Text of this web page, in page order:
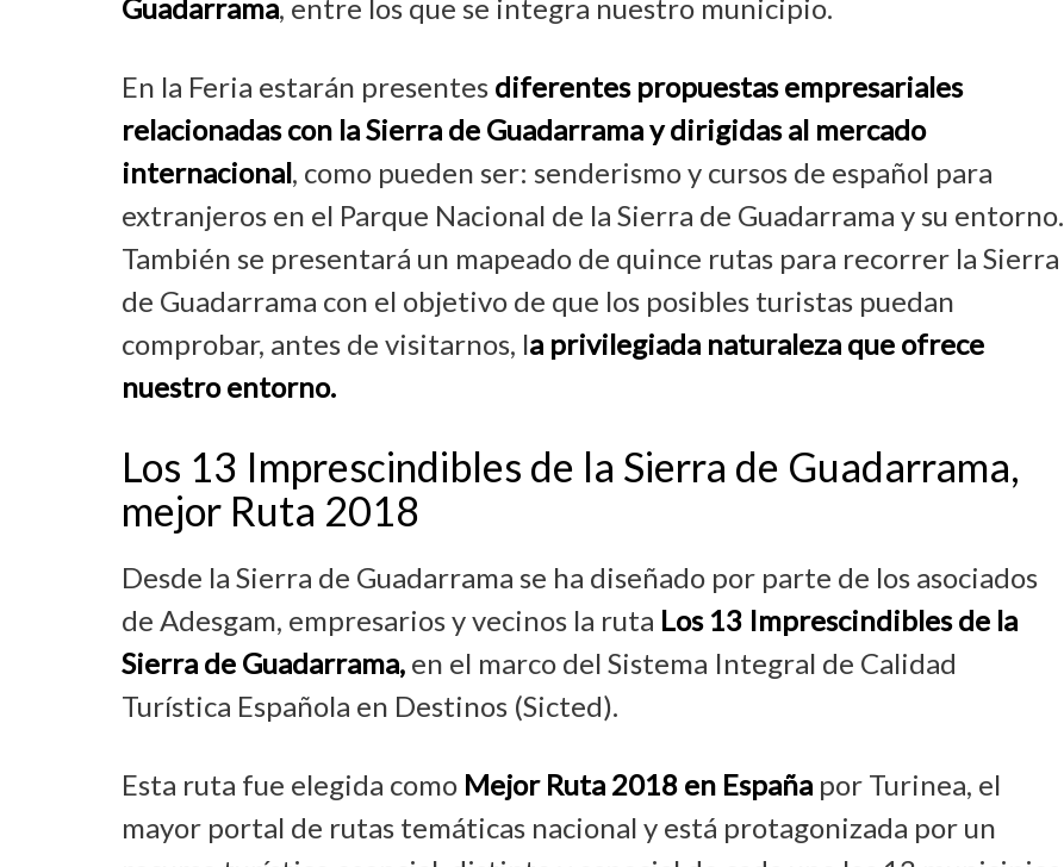
Guadarrama, entre los que se integra nuestro municipio.
En la Feria estarán presentes diferentes propuestas empresariales
relacionadas con la Sierra de Guadarrama y dirigidas al mercado
internacional, como pueden ser: senderismo y cursos de español para
extranjeros en el Parque Nacional de la Sierra de Guadarrama y su entorno.
También se presentará un mapeado de quince rutas para recorrer la Sierra
de Guadarrama con el objetivo de que los posibles turistas puedan
comprobar, antes de visitarnos, la privilegiada naturaleza que ofrece
nuestro entorno.
Los 13 Imprescindibles de la Sierra de Guadarrama,
mejor Ruta 2018
Desde la Sierra de Guadarrama se ha diseñado por parte de los asociados
de Adesgam, empresarios y vecinos la ruta Los 13 Imprescindibles de la
Sierra de Guadarrama, en el marco del Sistema Integral de Calidad
Turística Española en Destinos (Sicted).
Esta ruta fue elegida como Mejor Ruta 2018 en España por Turinea, el
mayor portal de rutas temáticas nacional y está protagonizada por un